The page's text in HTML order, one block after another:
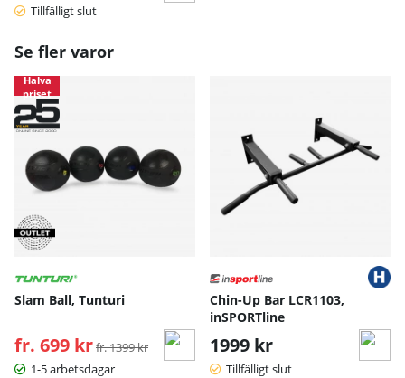
Tillfälligt slut
Se fler varor
Halva
priset
Slam Ball, Tunturi
fr. 699 kr Ordinarie pris:
fr. 1399 kr
1-5 arbetsdagar
Chin-Up Bar LCR1103,
inSPORTline
1999 kr
Tillfälligt slut